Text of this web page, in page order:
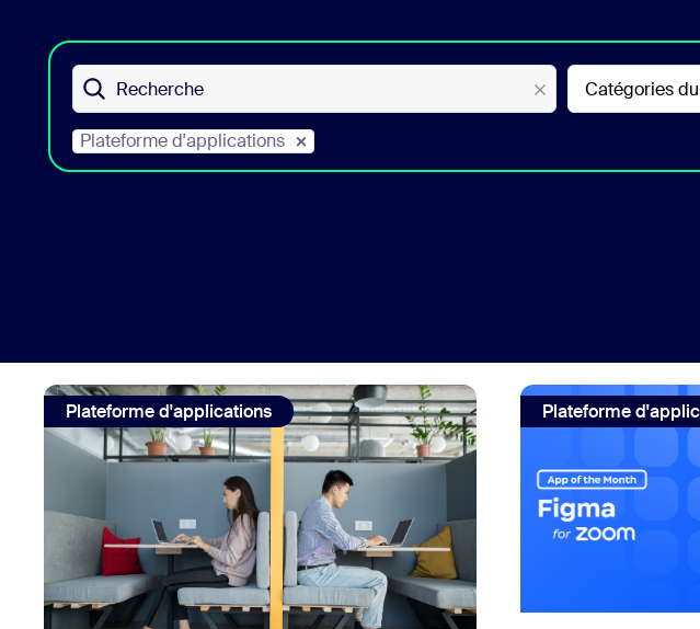
Applications et intégrations
Recherche Catégories
Plateforme d'applications
view: Collaborez comme si vous étiez dans la même pièce, même si ce n’est pas
Plateforme d'applications
view: Rationalisez la
Plateforme